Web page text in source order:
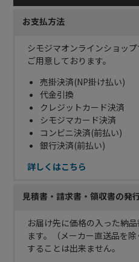
お支払方法
シモジマオンラインショッ
ご用意しております。
売掛決済(NP掛け払い)
代金引換
クレジットカード決済
シモジマカード決済
コンビニ決済(前払い)
銀行決済(前払い)
詳しくはこちら
見積書・請求書・領収書の発
お届け先に価格の入った納
ます。（メーカー直送品を
することは出来ません。